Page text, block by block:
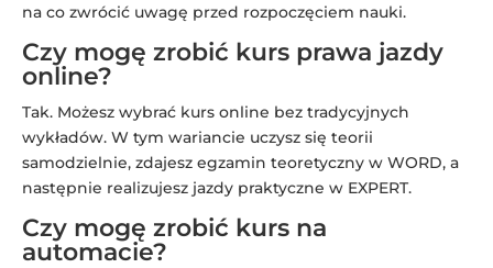
na co zwrócić uwagę przed rozpoczęciem nauki.
Czy mogę zrobić kurs prawa jazdy
online?
Tak. Możesz wybrać kurs online bez tradycyjnych
wykładów. W tym wariancie uczysz się teorii
samodzielnie, zdajesz egzamin teoretyczny w WORD, a
następnie realizujesz jazdy praktyczne w EXPERT.
Czy mogę zrobić kurs na
automacie?